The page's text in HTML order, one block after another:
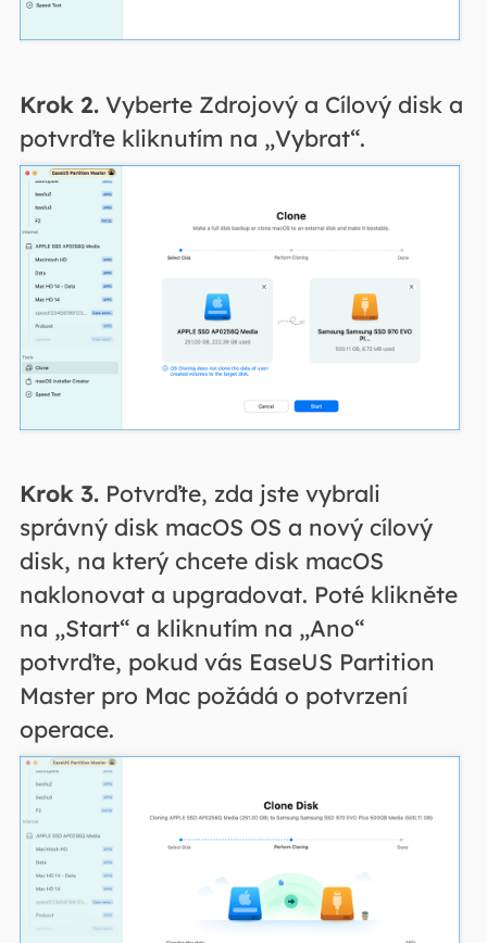
Krok 2.Vyberte Zdrojový a Cílový disk a
potvrďte kliknutím na „Vybrat“.
Krok 3.Potvrďte, zda jste vybrali
správný disk macOS OS a nový cílový
disk, na který chcete disk macOS
naklonovat a upgradovat. Poté klikněte
na „Start“ a kliknutím na „Ano“
potvrďte, pokud vás EaseUS Partition
Master pro Mac požádá o potvrzení
operace.